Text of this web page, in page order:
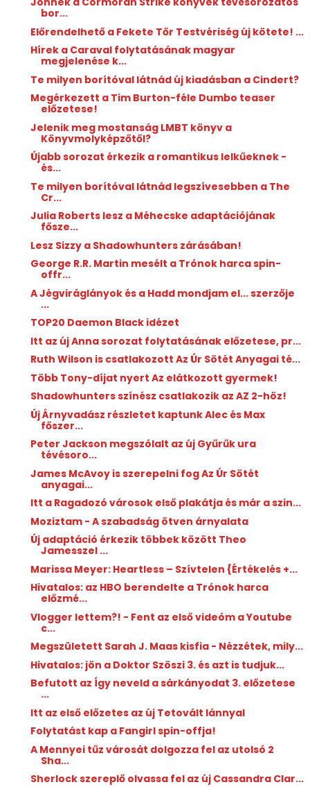
bor...
Előrendelhető a Fekete Tőr Testvériség új kötete! ...
Hírek a Caraval folytatásának magyar
megjelenése k...
Te milyen borítóval látnád új kiadásban a Cindert?
Megérkezett a Tim Burton-féle Dumbo teaser
előzetese!
Jelenik meg mostanság LMBT könyv a
Könyvmolyképzőtől?
Újabb sorozat érkezik a romantikus lelkűeknek -
és...
Te milyen borítóval látnád legszívesebben a The
Cr...
Julia Roberts lesz a Méhecske adaptációjának
fősze...
Lesz Sizzy a Shadowhunters zárásában!
George R.R. Martin mesélt a Trónok harca spin-
offr...
A Jégviráglányok és a Hadd mondjam el... szerzője
...
TOP20 Daemon Black idézet
Itt az új Anna sorozat folytatásának előzetese, pr...
Ruth Wilson is csatlakozott Az Úr Sötét Anyagai té...
Több Tony-díjat nyert Az elátkozott gyermek!
Shadowhunters színész csatlakozik az AZ 2-höz!
Új Árnyvadász részletet kaptunk Alec és Max
főszer...
Peter Jackson megszólalt az új Gyűrűk ura
tévésoro...
James McAvoy is szerepelni fog Az Úr Sötét
anyagai...
Itt a Ragadozó városok első plakátja és már a szin...
Moziztam - A szabadság ötven árnyalata
Új adaptáció érkezik többek között Theo
Jamesszel ...
Marissa Meyer: Heartless ​– Szívtelen {Értékelés +...
Hivatalos: az HBO berendelte a Trónok harca
előzmé...
Vlogger lettem?! - Fent az első videóm a Youtube
c...
Megszületett Sarah J. Maas kisfia - Nézzétek, mily...
Hivatalos: jön a Doktor Szöszi 3. és azt is tudjuk...
Befutott az Így neveld a sárkányodat 3. előzetese
...
Itt az első előzetes az új Tetovált lánnyal
Folytatást kap a Fangirl spin-offja!
A Mennyei tűz városát dolgozza fel az utolsó 2
Sha...
Sherlock szereplő olvassa fel az új Cassandra Clar...